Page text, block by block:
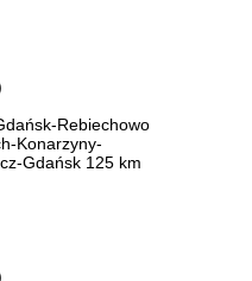
Rebiechowo
Konarzyny-
Gdańsk 125 km